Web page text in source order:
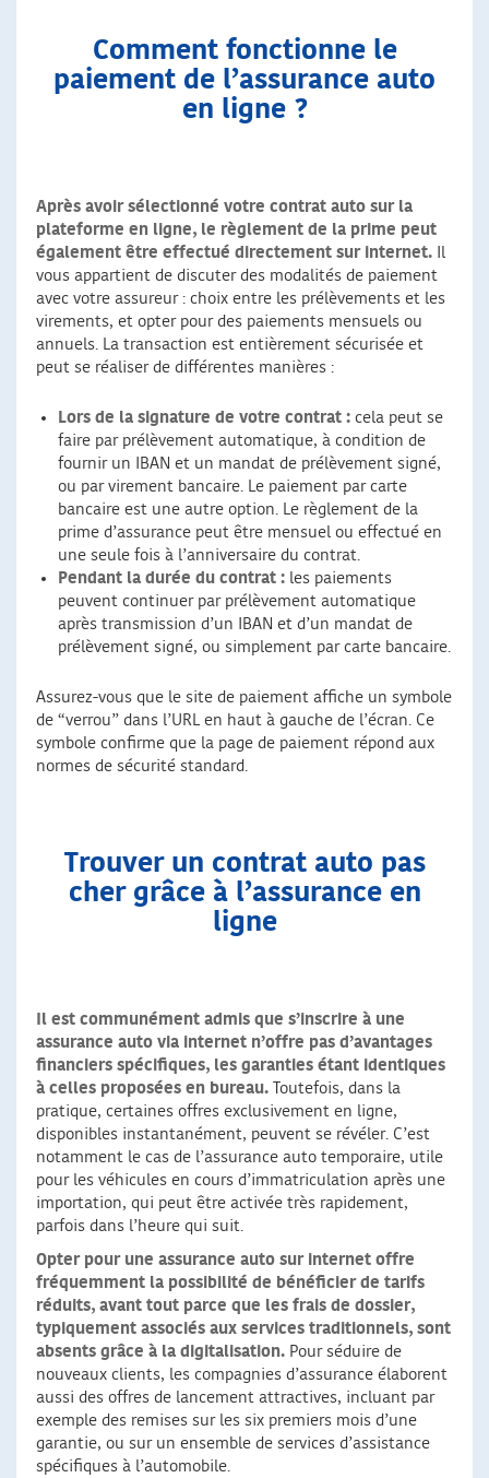
Comment fonctionne le
paiement de l’assurance auto
en ligne ?
Après avoir sélectionné votre contrat auto sur la
plateforme en ligne, le règlement de la prime peut
également être effectué directement sur internet. Il
vous appartient de discuter des modalités de paiement
avec votre assureur : choix entre les prélèvements et les
virements, et opter pour des paiements mensuels ou
annuels. La transaction est entièrement sécurisée et
peut se réaliser de différentes manières :
Lors de la signature de votre contrat : cela peut se
faire par prélèvement automatique, à condition de
fournir un IBAN et un mandat de prélèvement signé,
ou par virement bancaire. Le paiement par carte
bancaire est une autre option. Le règlement de la
prime d’assurance peut être mensuel ou effectué en
une seule fois à l’anniversaire du contrat.
Pendant la durée du contrat : les paiements
peuvent continuer par prélèvement automatique
après transmission d’un IBAN et d’un mandat de
prélèvement signé, ou simplement par carte bancaire.
Assurez-vous que le site de paiement affiche un symbole
de “verrou” dans l’URL en haut à gauche de l’écran. Ce
symbole confirme que la page de paiement répond aux
normes de sécurité standard.
Trouver un contrat auto pas
cher grâce à l’assurance en
ligne
Il est communément admis que s’inscrire à une
assurance auto via internet n’offre pas d’avantages
financiers spécifiques, les garanties étant identiques
à celles proposées en bureau.
Toutefois, dans la
pratique, certaines offres exclusivement en ligne,
disponibles instantanément, peuvent se révéler. C’est
notamment le cas de l’assurance auto temporaire, utile
pour les véhicules en cours d’immatriculation après une
importation, qui peut être activée très rapidement,
parfois dans l’heure qui suit.
Opter pour une assurance auto sur internet offre
fréquemment la possibilité de bénéficier de tarifs
réduits, avant tout parce que les frais de dossier,
typiquement associés aux services traditionnels, sont
absents grâce à la digitalisation. Pour séduire de
nouveaux clients, les compagnies d’assurance élaborent
aussi des offres de lancement attractives, incluant par
exemple des remises sur les six premiers mois d’une
garantie, ou sur un ensemble de services d’assistance
spécifiques à l’automobile.